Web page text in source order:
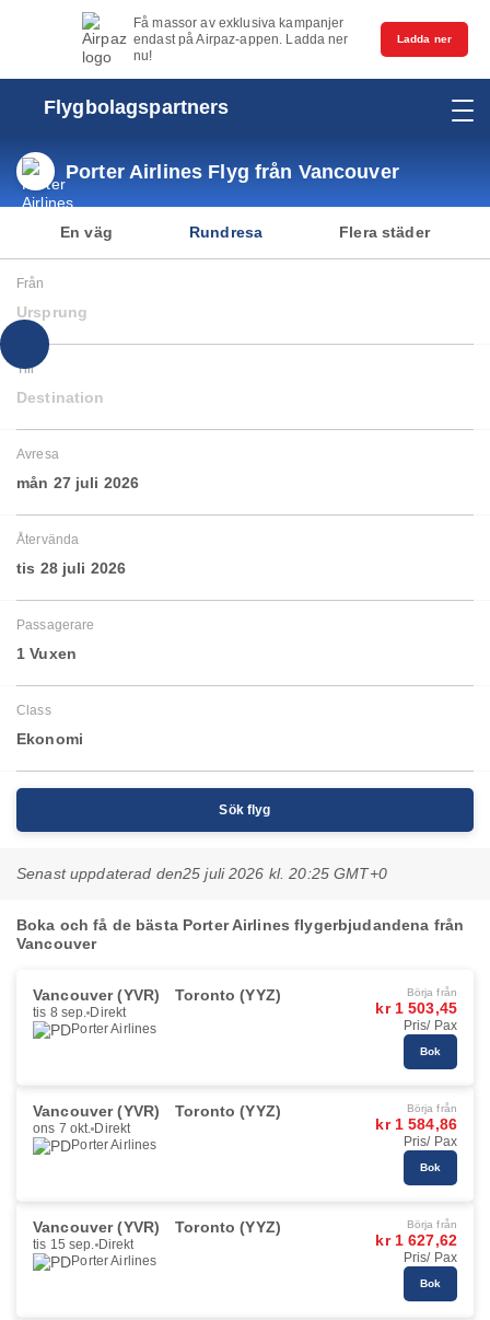
Få massor av exklusiva kampanjer
endast på Airpaz-appen. Ladda ner
nu!
Ladda ner
Flygbolagspartners
Porter Airlines Flyg från Vancouver
En väg Rundresa Flera städer
Från
Ursprung
Till
Destination
Avresa
mån 27 juli 2026
Återvända
tis 28 juli 2026
Passagerare
1 Vuxen
Class
Ekonomi
Sök flyg
Senast uppdaterad den25 juli 2026 kl. 20:25 GMT+0
Boka och få de bästa Porter Airlines flygerbjudandena från
Vancouver
Vancouver (YVR) Toronto (YYZ)
tis 8 sep. Direkt
Porter Airlines
Börja från
kr 1 503,45
Pris/ Pax
Bok
Vancouver (YVR) Toronto (YYZ)
ons 7 okt. Direkt
Porter Airlines
Börja från
kr 1 584,86
Pris/ Pax
Bok
Vancouver (YVR) Toronto (YYZ)
tis 15 sep. Direkt
Porter Airlines
Börja från
kr 1 627,62
Pris/ Pax
Bok